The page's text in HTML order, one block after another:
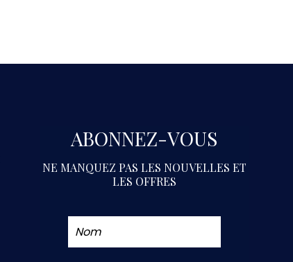
ABONNEZ-VOUS
NE MANQUEZ PAS LES NOUVELLES ET
LES OFFRES